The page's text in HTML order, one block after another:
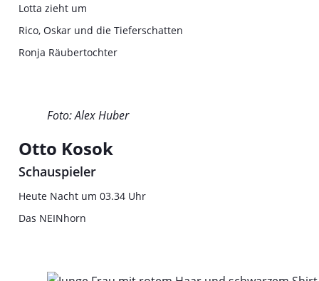
Lotta zieht um
Rico, Oskar und die Tieferschatten
Ronja Räubertochter
Foto: Alex Huber
Otto Kosok
Schauspieler
Heute Nacht um 03.34 Uhr
Das NEINhorn